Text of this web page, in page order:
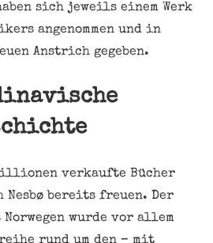
sich jeweils einem Werk
angenommen und in
Anstrich gegeben.
verkaufte Bücher
bereits freuen. Der
wurde vor allem